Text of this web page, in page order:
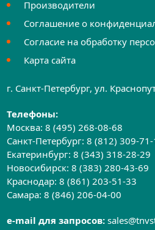
Производители
Соглашение о
Согласие на обработку
Карта сайта
г. Санкт-Петербург, ул.
Телефоны:
Москва:8 (495) 268-08-68
Санкт-Петербург:8 (812) 309-71-
Екатеринбург:8 (343) 318-28-29
Новосибирск:8 (383) 280-43-69
Краснодар:8 (861) 203-51-33
Самара:8 (846) 206-04-00
e-mail для запросов: